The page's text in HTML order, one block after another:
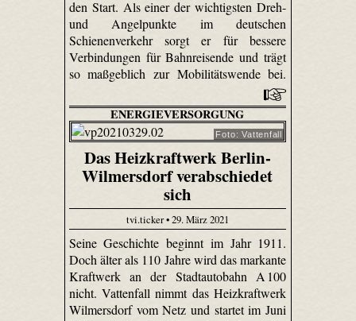
den Start. Als einer der wichtigsten Dreh-
und Angelpunkte im deutschen
Schienenverkehr sorgt er für bessere
Verbindungen für Bahnreisende und trägt
so maßgeblich zur Mobilitätswende bei.
ENERGIEVERSORGUNG
Foto: Vattenfall
Das Heizkraftwerk Berlin-
Wilmersdorf verabschiedet
sich
tvi.ticker • 29. März 2021
Seine Geschichte beginnt im Jahr 1911.
Doch älter als 110 Jahre wird das markante
Kraftwerk an der Stadtautobahn A 100
nicht. Vattenfall nimmt das Heizkraftwerk
Wilmersdorf vom Netz und startet im Juni